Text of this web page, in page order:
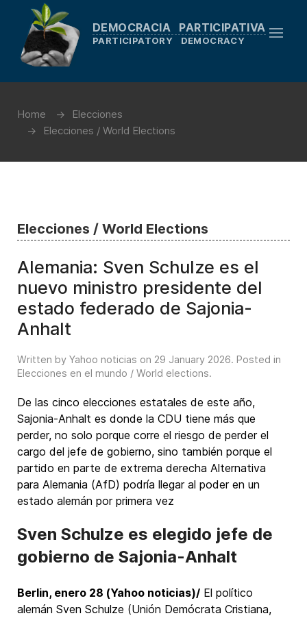
DEMOCRACIA PARTICIPATIVA
PARTICIPATORY DEMOCRACY
Home
Elecciones
Elecciones / World Elections
Elecciones / World Elections
Alemania: Sven Schulze es el
nuevo ministro presidente del
estado federado de Sajonia-
Anhalt
Written by Yahoo noticias on 29 January 2026. Posted in
Elecciones en el mundo / World elections.
De las cinco elecciones estatales de este año,
Sajonia-Anhalt es donde la CDU tiene más que
perder, no solo porque corre el riesgo de perder el
cargo del jefe de gobierno, sino también porque el
partido en parte de extrema derecha Alternativa
para Alemania (AfD) podría llegar al poder en un
estado alemán por primera vez
Sven Schulze es elegido jefe de
gobierno de Sajonia-Anhalt
Berlin, enero 28 (Yahoo noticias)/ El político
alemán Sven Schulze (Unión Demócrata Cristiana,